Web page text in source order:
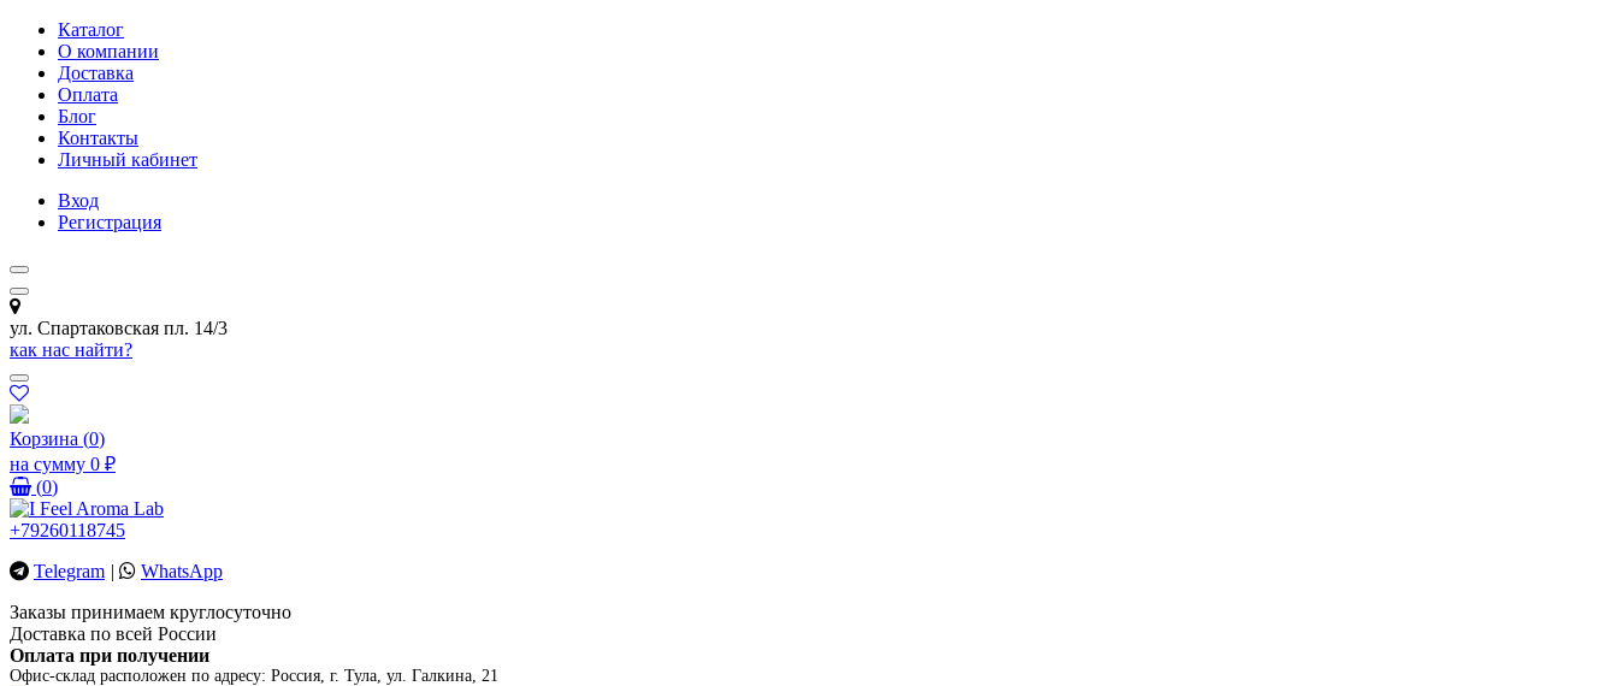
Каталог
О компании
Доставка
Оплата
Блог
Контакты
Личный кабинет
Вход
Регистрация
ул. Спартаковская пл. 14/3
как нас найти?
Корзина (0)
на сумму 0 ₽
(0)
+79260118745
Telegram |
WhatsApp
Заказы принимаем круглосуточно
Доставка по всей России
Оплата при получении
Офис-склад расположен по адресу: Россия, г. Тула, ул. Галкина, 21